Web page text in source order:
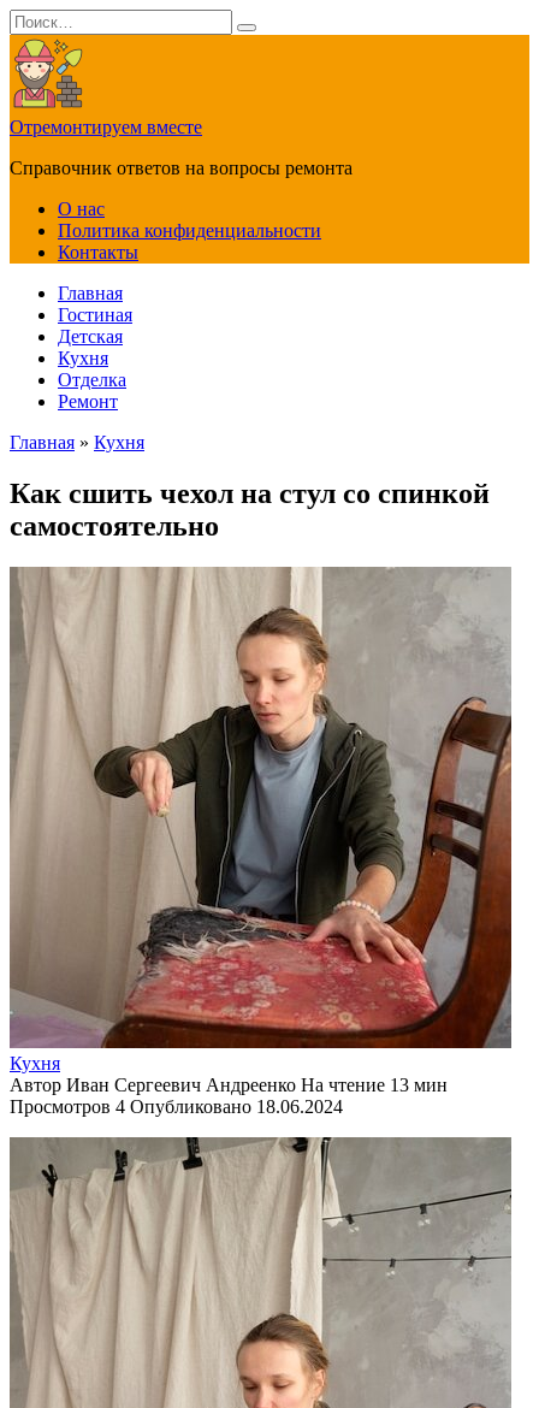
Перейти
к
содержанию
Search
for:
Отремонтируем вместе
Справочник ответов на вопросы ремонта
О нас
Политика конфиденциальности
Контакты
Главная
Гостиная
Детская
Кухня
Отделка
Ремонт
Главная » Кухня
Как сшить чехол на стул со спинкой
самостоятельно
Кухня
Автор Иван Сергеевич Андреенко На чтение 13 мин
Просмотров 4 Опубликовано 18.06.2024